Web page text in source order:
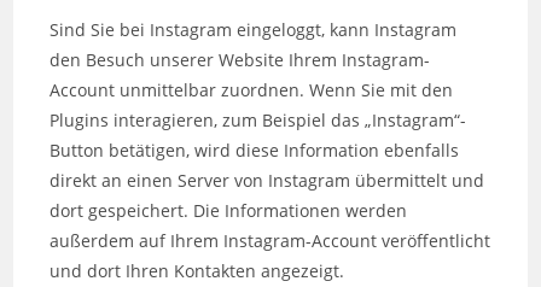
Sind Sie bei Instagram eingeloggt, kann Instagram
den Besuch unserer Website Ihrem Instagram-
Account unmittelbar zuordnen. Wenn Sie mit den
Plugins interagieren, zum Beispiel das „Instagram“-
Button betätigen, wird diese Information ebenfalls
direkt an einen Server von Instagram übermittelt und
dort gespeichert. Die Informationen werden
außerdem auf Ihrem Instagram-Account veröffentlicht
und dort Ihren Kontakten angezeigt.